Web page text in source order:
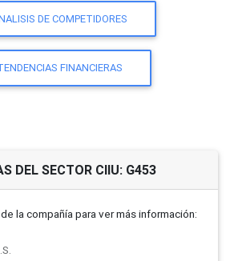
DE COMPETIDORES
FINANCIERAS
DEL SECTOR CIIU: G453
la compañí­a para ver más información: